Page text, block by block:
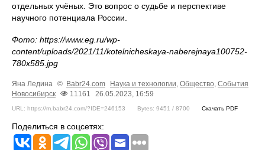
отдельных учёных. Это вопрос о судьбе и перспективе
научного потенциала России.
Фото: https://www.eg.ru/wp-
content/uploads/2021/11/kotelnicheskaya-naberejnaya100752-
780x585.jpg
Яна Ледина © Babr24.com Наука и технологии Общество События
Новосибирск
11161 26.05.2023, 16:59
URL: https://m.babr24.com/?IDE=246153 Bytes: 9451 / 8700 Скачать PDF
Поделиться в соцсетях: